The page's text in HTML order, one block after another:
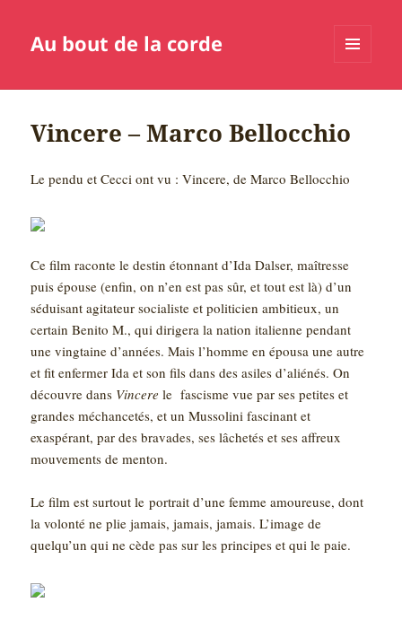
Au bout de la corde
Vincere – Marco Bellocchio
Le pendu et Cecci ont vu : Vincere, de Marco Bellocchio
Ce film raconte le destin étonnant d’Ida Dalser, maîtresse
puis épouse (enfin, on n’en est pas sûr, et tout est là) d’un
séduisant agitateur socialiste et politicien ambitieux, un
certain Benito M., qui dirigera la nation italienne pendant
une vingtaine d’années. Mais l’homme en épousa une autre
et fit enfermer Ida et son fils dans des asiles d’aliénés. On
découvre dans Vincere le fascisme vue par ses petites et
grandes méchancetés, et un Mussolini fascinant et
exaspérant, par des bravades, ses lâchetés et ses affreux
mouvements de menton.
Le film est surtout leportrait d’une femme amoureuse, dont
la volonté ne plie jamais, jamais, jamais. L’image de
quelqu’un qui ne cède pas sur les principes et qui le paie.